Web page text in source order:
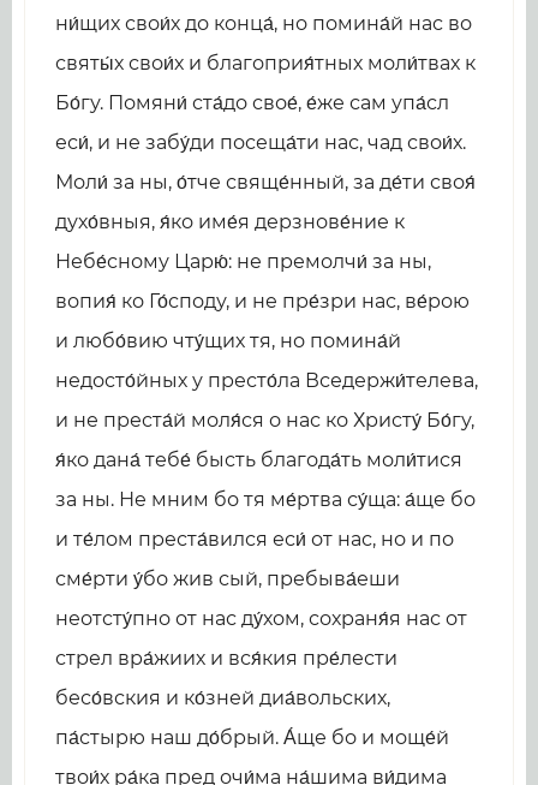
ни́щих свои́х до конца́, но помина́й нас во
святы́х свои́х и благоприя́тных моли́твах к
Бо́гу. Помяни́ ста́до свое́, е́же сам упа́сл
еси́, и не забу́ди посеща́ти нас, чад свои́х.
Моли́ за ны, о́тче свяще́нный, за де́ти своя́
духо́вныя, я́ко име́я дерзнове́ние к
Небе́сному Царю́: не премолчи́ за ны,
вопия́ ко Го́споду, и не пре́зри нас, ве́рою
и любо́вию чту́щих тя, но помина́й
недосто́йных у престо́ла Вседержи́телева,
и не преста́й моля́ся о нас ко Христу́ Бо́гу,
я́ко дана́ тебе́ бысть благода́ть моли́тися
за ны. Не мним бо тя ме́ртва су́ща: а́ще бо
и те́лом преста́вился еси́ от нас, но и по
сме́рти у́бо жив сый, пребыва́еши
неотсту́пно от нас ду́хом, сохраня́я нас от
стрел вра́жиих и вся́кия пре́лести
бесо́вския и ко́зней диа́вольских,
па́стырю наш до́брый. А́ще бо и моще́й
твои́х ра́ка пред очи́ма на́шима ви́дима